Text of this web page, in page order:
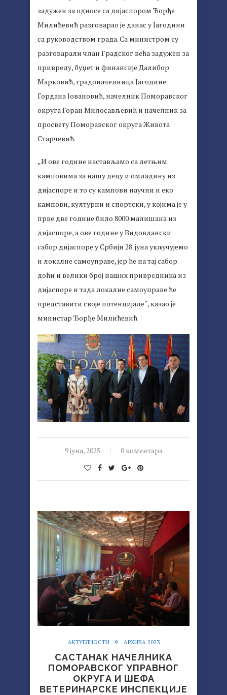
задужен за односе са дијаспором Ђорђе
Милићевић разговарао је данас у Јагодини
са руководством града. Са министром су
разговарали члан Градског већа задужен за
привреду, буџет и финансије Далибор
Марковић, градоначелница Јагодине
Гордана Јовановић, начелник Поморавског
округа Горан Милосављевић и начелник за
просвету Поморавског округа Живота
Старчевић.
„И ове године настављамо са летњим
камповима за нашу децу и омладину из
дијаспоре и то су кампови научни и еко
кампови, културни и спортски, у којима је у
прве две године било 8000 малишана из
дијаспоре, а ове године у Видовдански
сабор дијаспоре у Србији 28. јуна укључујемо
и локалне самоуправе, јер ће на тај сабор
доћи и велики број наших привредника из
дијаспоре и тада локалне самоуправе ће
представити своје потенцијале“, казао је
министар Ђорђе Милићевић.
9 јуна, 2025 0 коментара
АКТУЕЛНОСТИ АРХИВА 2023
САСТАНАК НАЧЕЛНИКА
ПОМОРАВСКОГ УПРАВНОГ
ОКРУГА И ШЕФА
ВЕТЕРИНАРСКЕ ИНСПЕКЦИЈЕ